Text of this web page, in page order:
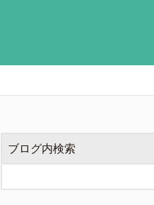
ブログ内検索